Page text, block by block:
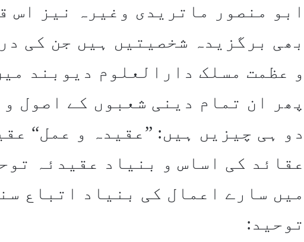
ابو منصور ماتریدی وغیرہ نیز اس
بھی برگزیدہ شخصیتیں ہیں جن کی
و عظمت مسلک دارالعلوم دیوبند
پھر ان تمام دینی شعبوں کے اصول و
دو ہی چیزیں ہیں: ”عقیدہ و عمل“
عقائد کی اساس و بنیاد عقیدئہ
میں سارے اعمال کی بنیاد اتباع
توحید: